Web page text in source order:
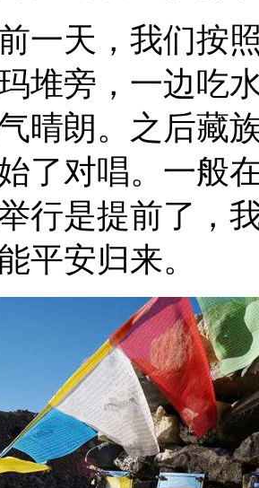
一天，我们按
堆旁，一边吃
晴朗。之后藏
了对唱。一般
行是提前了，
平安归来。